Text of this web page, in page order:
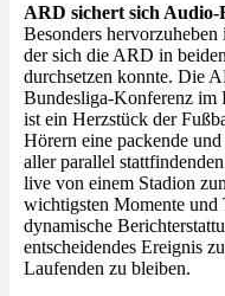
ARD sichert sich Audio-
Besonders
der sich die ARD in
durchsetzen konnte. Die
Bundesliga-Konferenz im
ist ein Herzstück der
Hörern eine packende
aller parallel
live von einem Stadion
wichtigsten Momente und
dynamische
entscheidendes Ereignis
Laufenden zu bleiben.